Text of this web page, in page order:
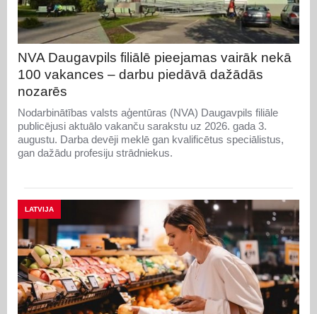
NVA Daugavpils filiālē pieejamas vairāk nekā
100 vakances – darbu piedāvā dažādās
nozarēs
Nodarbinātības valsts aģentūras (NVA) Daugavpils filiāle
publicējusi aktuālo vakanču sarakstu uz 2026. gada 3.
augustu. Darba devēji meklē gan kvalificētus speciālistus,
gan dažādu profesiju strādniekus.
LATVIJA